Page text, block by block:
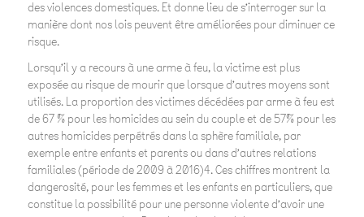
des violences domestiques. Et donne lieu de s’interroger sur la
manière dont nos lois peuvent être améliorées pour diminuer ce
risque.
Lorsqu’il y a recours à une arme à feu, la victime est plus
exposée au risque de mourir que lorsque d’autres moyens sont
utilisés. La proportion des victimes décédées par arme à feu est
de 67 % pour les homicides au sein du couple et de 57% pour les
autres homicides perpétrés dans la sphère familiale, par
exemple entre enfants et parents ou dans d’autres relations
familiales (période de 2009 à 2016)4. Ces chiffres montrent la
dangerosité, pour les femmes et les enfants en particuliers, que
constitue la possibilité pour une personne violente d’avoir une